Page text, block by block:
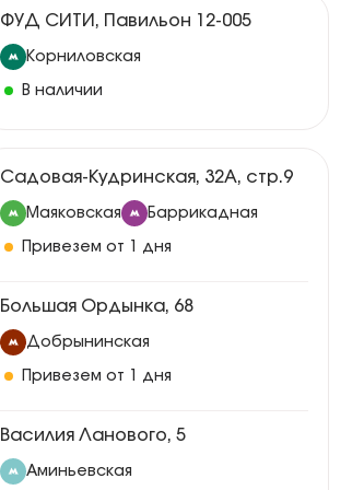
ФУД СИТИ, Павильон 12-005
Корниловская
В наличии
Садовая-Кудринская, 32А, стр.9
Маяковская Баррикадная
Привезем от 1 дня
Большая Ордынка, 68
Добрынинская
Привезем от 1 дня
Василия Ланового, 5
Аминьевская